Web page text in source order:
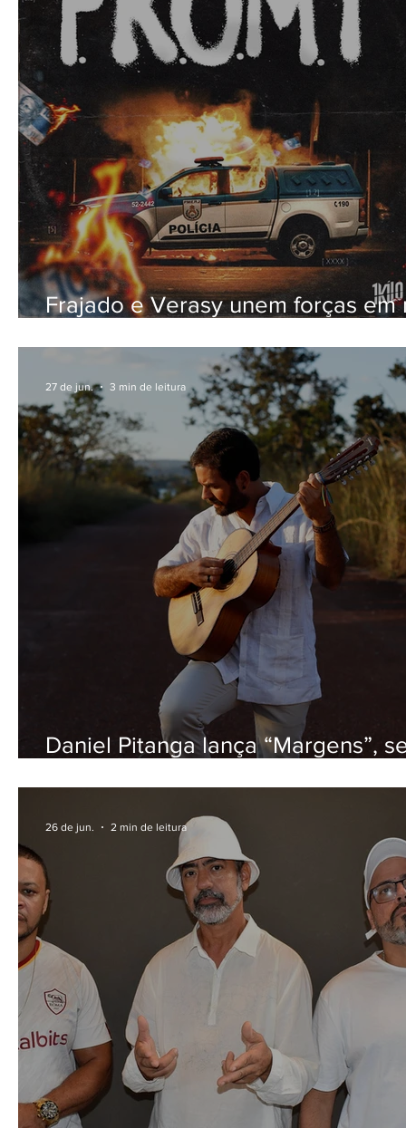
Frajado e Verasy unem forças em
Daniel Pitanga lança “Margens”,
Cultural Renato Russo
27 de jun. 3 min de leitura
26 de jun. 2 min de leitura